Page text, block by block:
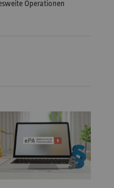
Operationen